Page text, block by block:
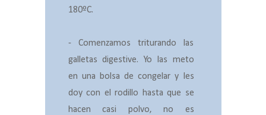
180ºC.
- Comenzamos triturando las
galletas digestive. Yo las meto
en una bolsa de congelar y les
doy con el rodillo hasta que se
hacen casi polvo, no es